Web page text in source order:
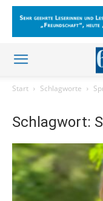
Start Schlagworte
Schlagwort: